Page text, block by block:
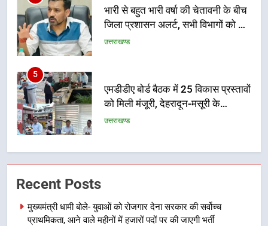
5
एमडीडीए बोर्ड बैठक में 25 विकास प्रस्तावों
6
मुख्यमंत्री पुष्कर सिंह धामी के दिशा-निर्देशों
7
गिरफ्तार
उत्तराखण्ड
Recent Posts
मुख्यमंत्री धामी बोले- युवाओं को रोजगार देना सरकार की सर्वोच्च
प्राथमिकता, आने वाले महीनों में हजारों पदों पर की जाएगी भर्ती